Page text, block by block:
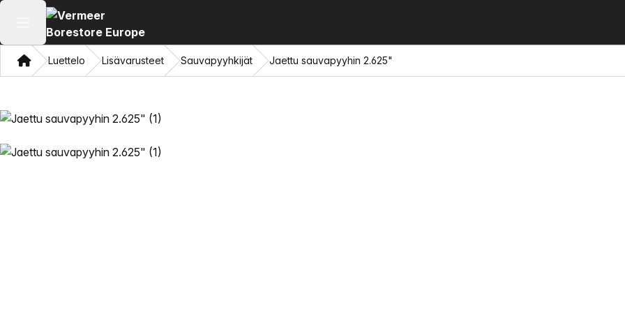
Avaa päävalikko
KotiLuettelo Lisävarusteet Sauvapyyhkijät Jaettu sauvapyyhin 2.625"